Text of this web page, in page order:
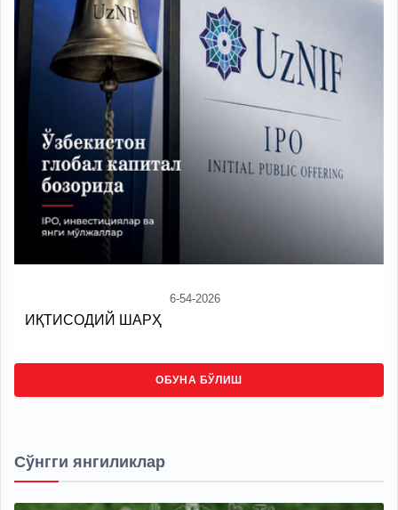
6-54-2026
ИҚТИСОДИЙ ШАРҲ
ОБУНА БЎЛИШ
Сўнгги янгиликлар